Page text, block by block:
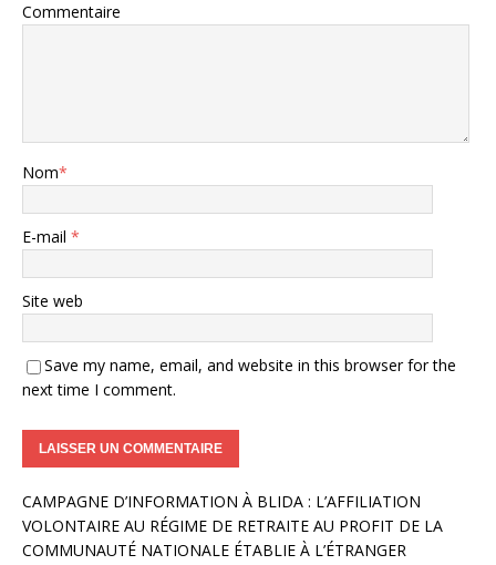
Commentaire
Nom*
E-mail *
Site web
Save my name, email, and website in this browser for the
next time I comment.
l
t
e
CAMPAGNE D’INFORMATION À BLIDA : L’AFFILIATION
VOLONTAIRE AU RÉGIME DE RETRAITE AU PROFIT DE LA
COMMUNAUTÉ NATIONALE ÉTABLIE À L’ÉTRANGER